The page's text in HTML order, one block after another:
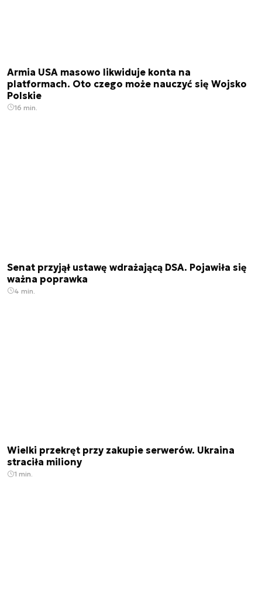
Armia USA masowo likwiduje konta na
platformach. Oto czego może nauczyć się Wojsko
Polskie
16 min.
Senat przyjął ustawę wdrażającą DSA. Pojawiła się
ważna poprawka
4 min.
Wielki przekręt przy zakupie serwerów. Ukraina
straciła miliony
1 min.